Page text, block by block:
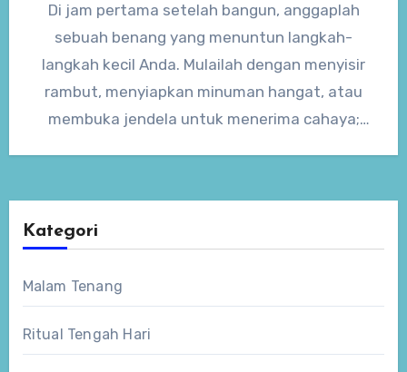
Di jam pertama setelah bangun, anggaplah
sebuah benang yang menuntun langkah-
langkah kecil Anda. Mulailah dengan menyisir
rambut, menyiapkan minuman hangat, atau
membuka jendela untuk menerima cahaya;
Kategori
Malam Tenang
Ritual Tengah Hari